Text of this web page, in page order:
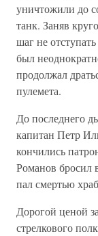
уничтожили до
танк. Заняв
шаг не
был
продолжал
пулемета.
До последнего
капитан Петр
кончились
Романов бросил
пал смертью
Дорогой ценой
стрелкового